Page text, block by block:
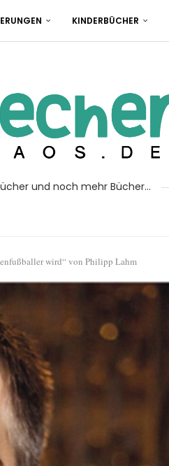
KINDERBÜCHER
und noch mehr Bücher...
wird“ von Philipp Lahm